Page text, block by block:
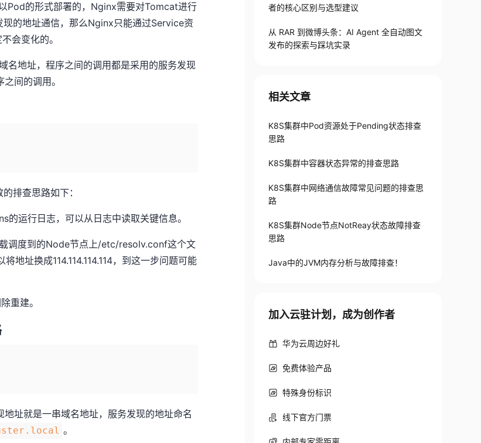
Pod的形式部署的，Nginx需要对Tomcat进行
的地址通信，那么Nginx只能通过Service资
会变化的。
名地址，程序之间的调用都是采用的服务发现
间的调用。
排查思路如下：
运行日志，可以从日志中读取关键信息。
调度到的Node节点上/etc/resolv.conf这个文
地址换成114.114.114.114，到这一步问题可能
重建。
址就是一串域名地址，服务发现的地址命名
。
者的核心区别与选型建议
从 RAR 到微博头条：AI Agent 全自动图文
发布的探索与踩坑实录
相关文章
K8S集群中Pod资源处于Pending状态排查
思路
K8S集群中容器状态异常的排查思路
K8S集群中网络通信故障常见问题的排查思
路
K8S集群Node节点NotReay状态故障排查
思路
Java中的JVM内存分析与故障排查！
加入云驻计划，成为创作者
华为云周边好礼
免费体验产品
特殊身份标识
线下官方门票